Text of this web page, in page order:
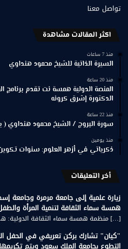
تواصل معنا
اكثر المقالات مشاهدة
منذ 7 ساعات
السيرة الذاتية للشيخ محمود هنداوي
منذ 20 ساعة
المنصة الدولية همسة نت تقدم برنامج
الدكتورة إشرق كرونه
منذ 22 ساعة
سورة البروج / الشيخ محمود هنداوي (
منذ يومين
ذكرياتي في أزهر العلوم: سنوات
أخر التعليقات
همسة سماء الثقافة لتنمية المرأة
[…] منظمة همسة سماء الثقافة الدولية:
"كيان" تشارك بركن تعريفي في الحفل
التطوع بجامعة الملك سعود ويتم